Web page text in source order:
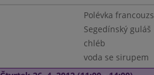
Polévka
Segedínský guláš
chléb
voda se sirupem